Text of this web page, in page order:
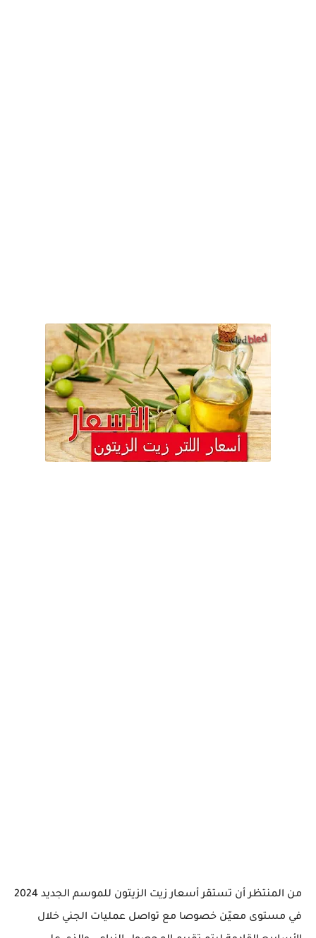
من المنتظر أن تستقر أسعار زيت الزيتون للموسم الجديد 2024
في مستوى معيّن خصوصا مع تواصل عمليات الجني خلال